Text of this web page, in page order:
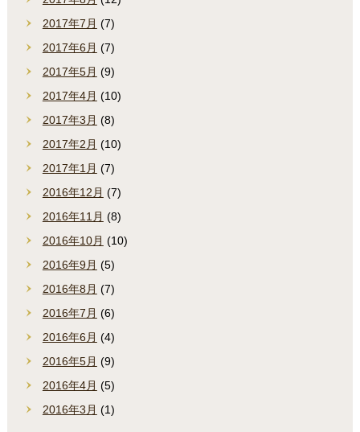
2017年7月 (7)
2017年6月 (7)
2017年5月 (9)
2017年4月 (10)
2017年3月 (8)
2017年2月 (10)
2017年1月 (7)
2016年12月 (7)
2016年11月 (8)
2016年10月 (10)
2016年9月 (5)
2016年8月 (7)
2016年7月 (6)
2016年6月 (4)
2016年5月 (9)
2016年4月 (5)
2016年3月 (1)